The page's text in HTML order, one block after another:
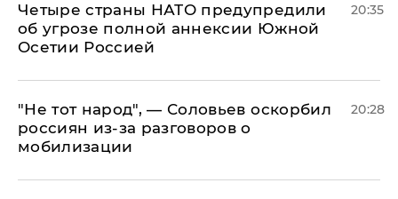
Четыре страны НАТО предупредили
об угрозе полной аннексии Южной
Осетии Россией
20:35
​"Не тот народ", — Соловьев оскорбил
россиян из-за разговоров о
мобилизации
20:28